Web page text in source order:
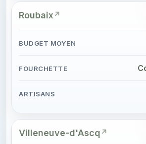
Roubaix
Villeneuve-d'Ascq